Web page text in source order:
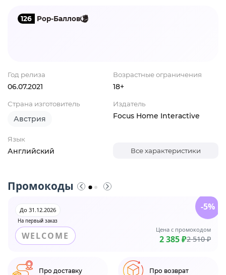
126 Pop-Баллов
Год релиза
06.07.2021
Возрастные ограничения
18+
Страна изготовитель
Австрия
Издатель
Focus Home Interactive
Язык
Английский Все характеристики
Промокоды
На первый заказ
До 31.12.2026
WELCOME
Цена с промокодом
2 385 ₽2 510 ₽
-5%
Про доставку Про возврат